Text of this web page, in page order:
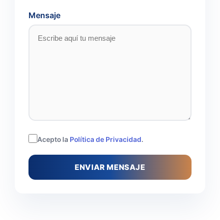
Mensaje
Acepto la Política de Privacidad.
ENVIAR MENSAJE